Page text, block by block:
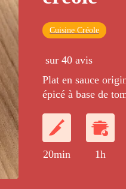
Cuisine Créole
sur 40 avis
Plat en sauce
épicé à base de
tempeh, du tofu
20min 1h